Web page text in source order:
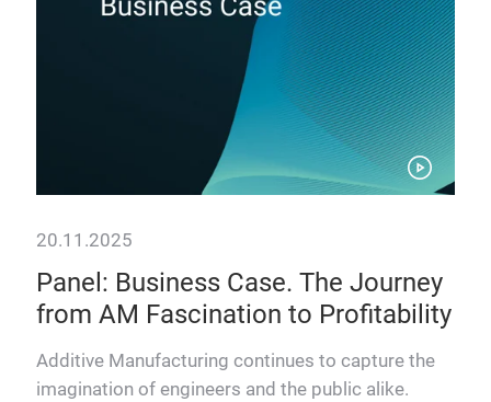
20.11.2025
Panel: Business Case. The Journey
from AM Fascination to Profitability
Additive Manufacturing continues to capture the
imagination of engineers and the public alike.